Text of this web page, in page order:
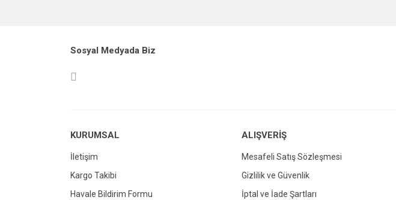
Sosyal Medyada Biz
KURUMSAL
İletişim
Kargo Takibi
Havale Bildirim Formu
ALIŞVERİŞ
Mesafeli Satış Sözleşmesi
Gizlilik ve Güvenlik
İptal ve İade Şartları